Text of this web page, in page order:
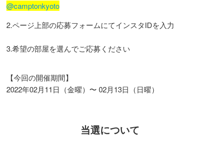
@camptonkyoto
2.ページ上部の応募フォームにてインスタIDを入力
3.希望の部屋を選んでご応募ください
【今回の開催期間】
2022年02月11日（金曜）〜 02月13日（日曜）
当選について